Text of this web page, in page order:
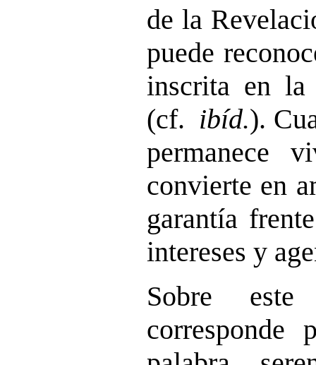
de la
puede
inscrita en la
(cf. ibíd.).
permanece
convierte en
garantía
intereses y
Sobre este
corresponde